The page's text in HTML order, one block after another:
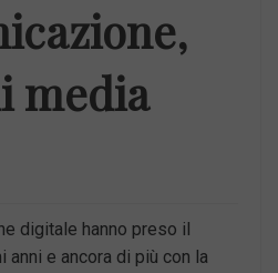
media
digitale hanno preso il
e ancora di più con la